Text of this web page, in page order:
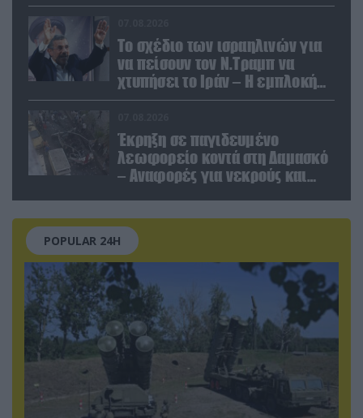
να καταστρέψει «μία
Το σχέδιο των ισραηλινών για
να πείσουν τον Ν.Τραμπ να
χτυπήσει το Ιράν – Η εμπλοκή
του Μ.Αχμαντινετζάντ
Έκρηξη σε παγιδευμένο
λεωφορείο κοντά στη Δαμασκό
– Αναφορές για νεκρούς και
POPULAR 24H